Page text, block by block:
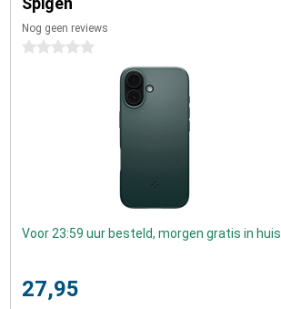
Nog geen reviews
0 sterren
Voor 23:59 uur besteld, morgen gratis in huis
27,95